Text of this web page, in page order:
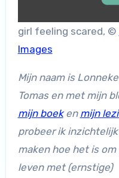
girl feeling scared, ©
Images
Mijn naam is Lonneke
Tomas en met mijn
mijn boeken mijn
probeer ik
maken hoe het is om
leven met (ernstige)